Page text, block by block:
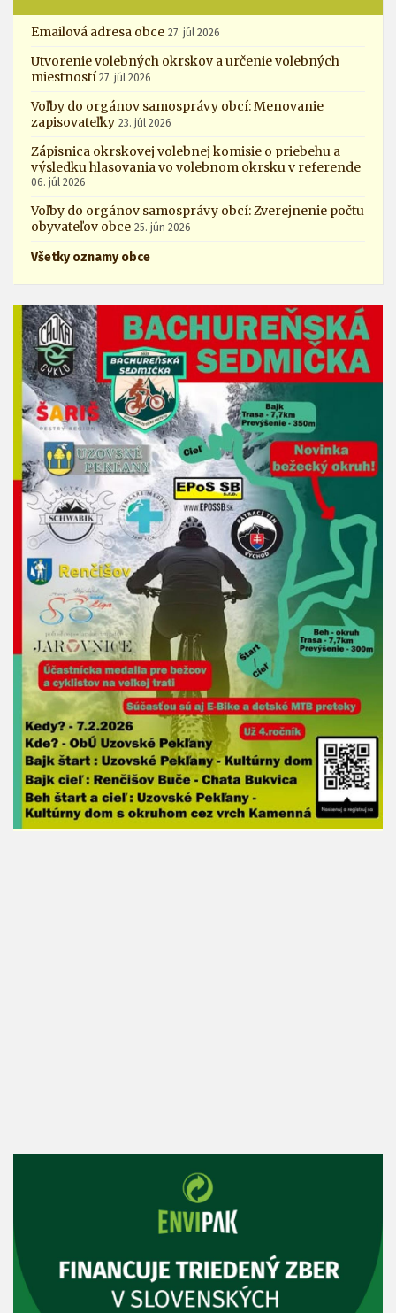
Emailová adresa obce 27. júl 2026
Utvorenie volebných okrskov a určenie volebných
miestností 27. júl 2026
Voľby do orgánov samosprávy obcí: Menovanie
zapisovateľky 23. júl 2026
Zápisnica okrskovej volebnej komisie o priebehu a
výsledku hlasovania vo volebnom okrsku v referende
06. júl 2026
Voľby do orgánov samosprávy obcí: Zverejnenie počtu
obyvateľov obce 25. jún 2026
Všetky oznamy obce